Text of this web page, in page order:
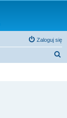
Zaloguj się